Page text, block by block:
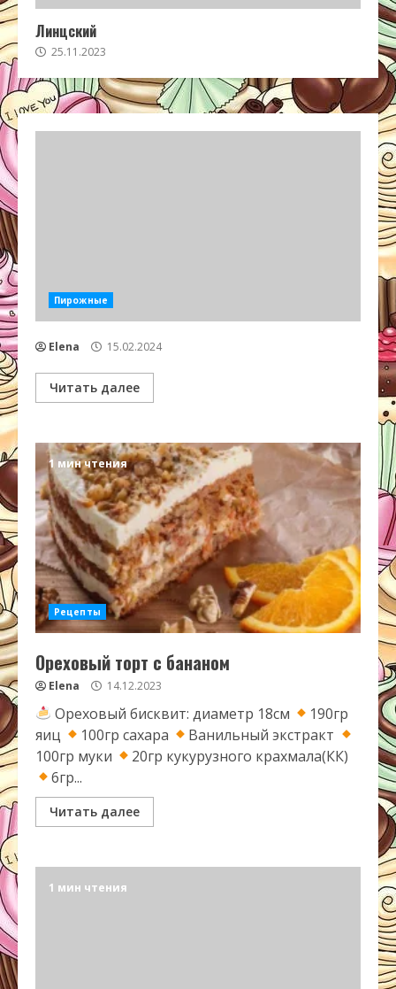
Линцский
25.11.2023
Пирожные
Elena 15.02.2024
Читать далее
1 мин чтения
Рецепты
Ореховый торт с бананом
Elena 14.12.2023
Ореховый бисквит: диаметр 18см
190гр
яиц
100гр сахара
Ванильный экстракт
100гр муки
20гр кукурузного крахмала(КК)
6гр...
Читать далее
1 мин чтения